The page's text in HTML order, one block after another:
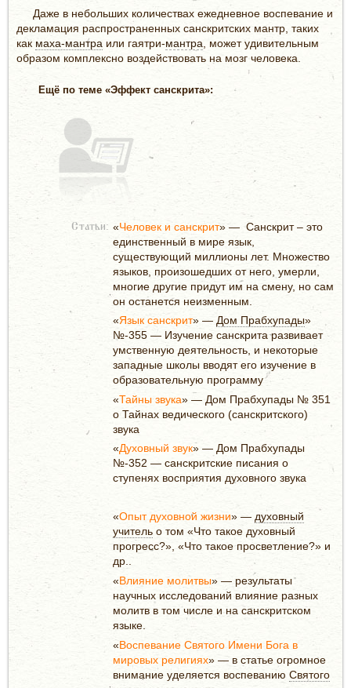
Даже в небольших количествах ежедневное воспевание и
декламация распространенных санскритских мантр, таких
как маха-мантра или гаятри-мантра , может удивительным
образом комплексно воздействовать на мозг человека.
Ещё по теме «Эффект санскрита»:
Статьи: «Человек и санскрит» — Санскрит – это
единственный в мире язык,
существующий миллионы лет. Множество
языков, произошедших от него, умерли,
многие другие придут им на смену, но сам
он останется неизменным.
«Язык санскрит» — Дом Прабхупады»
№-355 — Изучение санскрита развивает
умственную деятельность, и некоторые
западные школы вводят его изучение в
образовательную программу
«Тайны звука» — Дом Прабхупады № 351
о Тайнах ведического (санскритского)
звука
«Духовный звук» — Дом Прабхупады
№-352 — санскритские писания о
ступенях восприятия духовного звука
«Опыт духовной жизни» — духовный
учитель о том «Что такое духовный
прогресс?», «Что такое просветление?» и
др..
«Влияние молитвы» — результаты
научных исследований влияние разных
молитв в том числе и на санскритском
языке.
«Воспевание Святого Имени Бога в
мировых религиях» — в статье огромное
внимание уделяется воспеванию Святого